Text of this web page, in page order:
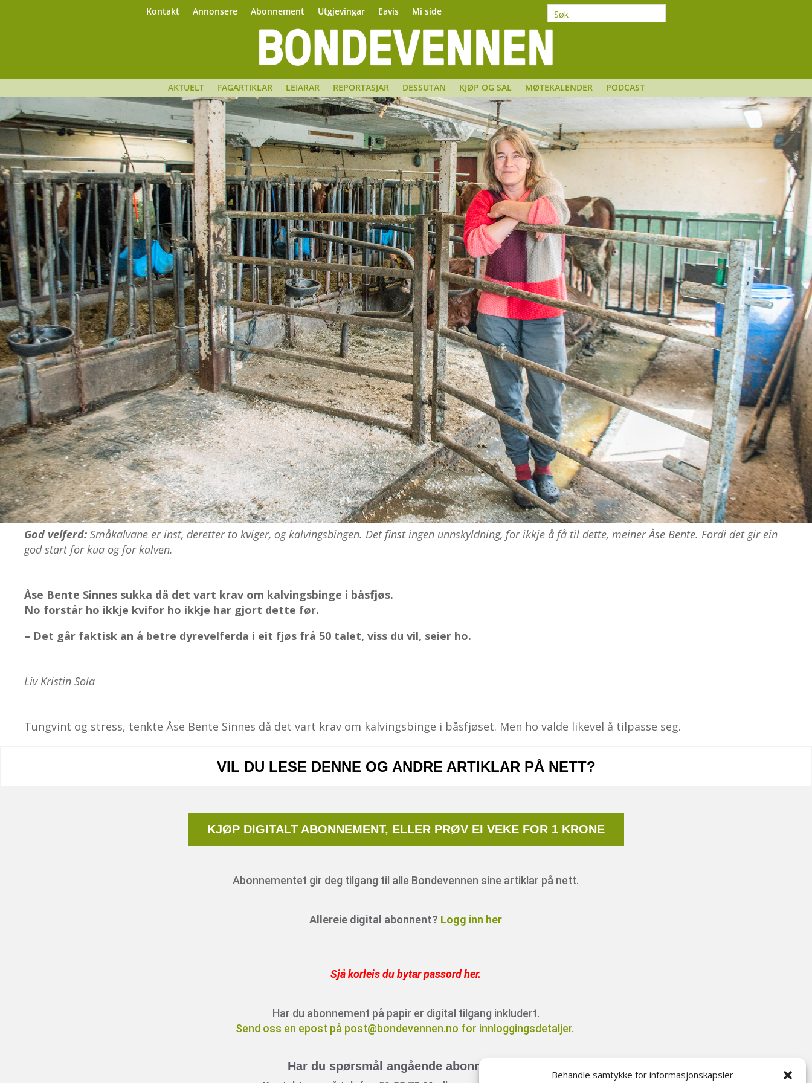
Behandle samtykke for informasjonskapsler
Kontakt Annonsere Abonnement Utgjevingar Eavis Mi side
AKTUELT FAGARTIKLAR LEIARAR REPORTASJAR DESSUTAN KJØP OG SAL MØTEKALENDER PODCAST
God velferd:Småkalvane er inst, deretter to kviger, og kalvingsbingen. Det finst ingen unnskyldning, for ikkje å få til dette, meiner Åse Bente. Fordi det gir ein
god start for kua og for kalven.
Åse Bente Sinnes sukka då det vart krav om kalvingsbinge i båsfjøs.
No forstår ho ikkje kvifor ho ikkje har gjort dette før.
– Det går faktisk an å betre dyrevelferda i eit fjøs frå 50 talet, viss du vil, seier ho.
Liv Kristin Sola
​Tungvint og stress, tenkte Åse Bente Sinnes då det vart krav om kalvingsbinge i båsfjøset. Men ho valde likevel å tilpasse seg.
VIL DU LESE DENNE OG ANDRE ARTIKLAR PÅ NETT?
KJØP DIGITALT ABONNEMENT, ELLER PRØV EI VEKE FOR 1 KRONE
Abonnementet gir deg tilgang til alle Bondevennen sine artiklar på nett.
Allereie digital abonnent? Logg inn her
Sjå korleis du bytar passord her.
Har du abonnement på papir er digital tilgang inkludert.
Send oss en epost på post@bondevennen.no for innloggingsdetaljer.
Har du spørsmål angående abonnement?